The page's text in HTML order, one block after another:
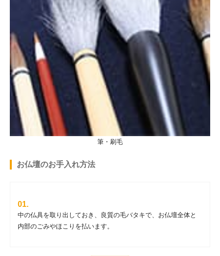
筆・刷毛
お仏壇のお手入れ方法
中の仏具を取り出しておき、良質の毛バタキで、お仏壇全体と
内部のごみやほこりを払います。